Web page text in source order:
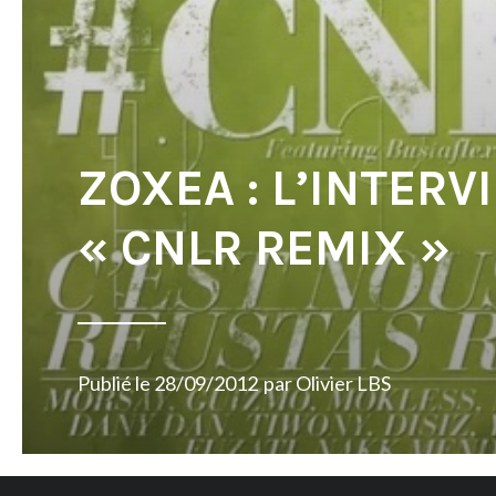
ZOXEA :
« CNLR REMIX »
Publié le28/09/2012 parOlivier LBS